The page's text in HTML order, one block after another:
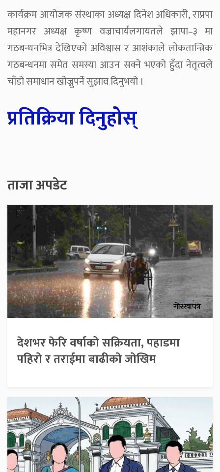
कार्यक्रम आयोजक संस्थाका अध्यक्ष दिनेश अधिकारी, राप्रपा
महानगर अध्यक्ष कृष्ण वज्राचार्यलगायतले झापा–३ मा
गठबन्धनभित्र देखिएको अविश्वास र आशंकाले लोकतान्त्रिक
गठबन्धनमा समेत समस्या आउन सक्ने भएको हुँदा नेतृत्वले
चाँडो समाधान खोज्नुपर्ने सुझाव दिनुभयो ।
प्रतिक्रिया दिनुहोस्
ताजा अपडेट
देशभर फेरि वर्षाको सक्रियता, पहाडमा
पहिरो र तराईमा बाढीको जोखिम